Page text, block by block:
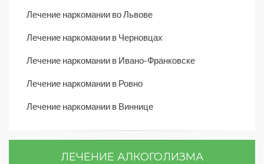
Лечение наркомании во Львове
Лечение наркомании в Черновцах
Лечение наркомании в Ивано-Франковске
Лечение наркомании в Ровно
Лечение наркомании в Виннице
ЛЕЧЕНИЕ АЛКОГОЛИЗМА